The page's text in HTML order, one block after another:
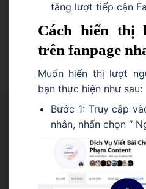
tăng lượt tiếp cận
Cách hiển thị
trên fanpage
Muốn hiển thị lượt
bạn thực hiện như sau:
Bước 1: Truy cập
nhân, nhấn chọn “